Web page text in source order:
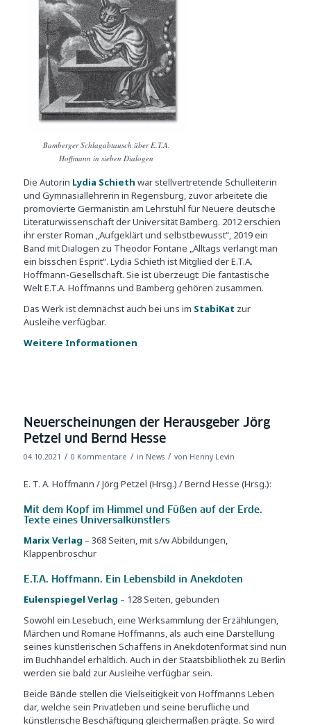
Bamberger Schlagabtausch über E.T.A.
Hoffmann in sieben Dialogen
Die Autorin Lydia Schieth war stellver­tretende Schulleiterin
und Gymnasial­lehrerin in Regensburg, zuvor arbeitete die
promovierte Germanistin am Lehrstuhl für Neuere deutsche
Literaturwissenschaft der Universität Bamberg. 2012 erschien
ihr erster Roman „Auf­geklärt und selbstbewusst“, 2019 ein
Band mit Dialogen zu Theodor Fontane „Alltags verlangt man
ein bisschen Esprit“. Lydia Schieth ist Mitglied der E.T.A.
Hoffmann-Gesellschaft. Sie ist überzeugt: Die fantastische
Welt E.T.A. Hoffmanns und Bamberg gehören zusammen.
Das Werk ist demnächst auch bei uns im StabiKat zur
Ausleihe verfügbar.
Weitere Informationen
Neuerscheinungen der Herausgeber Jörg
Petzel und Bernd Hesse
04.10.2021 / 0 Kommentare / in News / von Henny Levin
E. T. A. Hoffmann / Jörg Petzel (Hrsg.) / Bernd Hesse (Hrsg.):
Mit dem Kopf im Himmel und Füßen auf der Erde.
Texte eines Universalkünstlers
Marix Verlag – 368 Seiten, mit s/w Abbildungen,
Klappenbroschur
E.T.A. Hoffmann. Ein Lebensbild in Anekdoten
Eulenspiegel Verlag – 128 Seiten, gebunden
Sowohl ein Lesebuch, eine Werksammlung der Erzählungen,
Märchen und Romane Hoffmanns, als auch eine Darstellung
seines künstlerischen Schaffens in Anekdotenformat sind nun
im Buchhandel erhältlich. Auch in der Staatsbibliothek zu Berlin
werden sie bald zur Ausleihe verfügbar sein.
Beide Bände stellen die Vielseitigkeit von Hoffmanns Leben
dar, welche sein Privatleben und seine berufliche und
künstlerische Beschäftigung gleichermaßen prägte. So wird